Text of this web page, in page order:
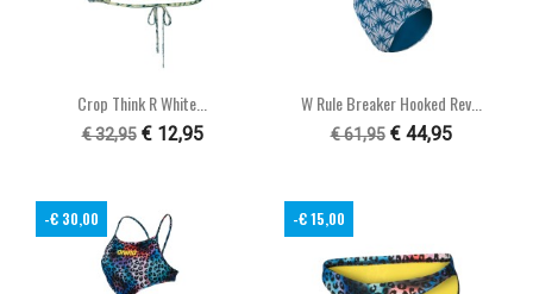
Crop Think R White...
€ 32,95 € 12,95
W Rule Breaker Hooked Rev...
€ 61,95 € 44,95
-€ 30,00 -€ 15,00